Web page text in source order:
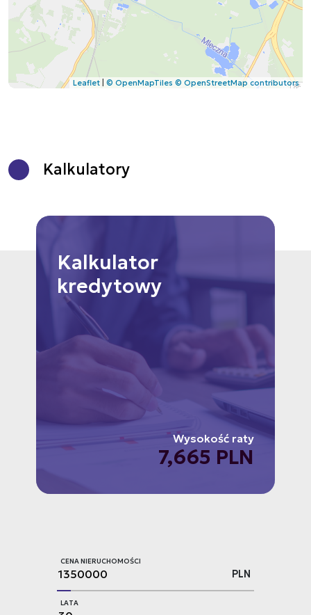
Leaflet © OpenMapTiles © OpenStreetMap contributors
Kalkulatory
Kalkulator
kredytowy
Wysokość raty
7,665 PLN
CENA NIERUCHOMOŚCI
PLN
LATA